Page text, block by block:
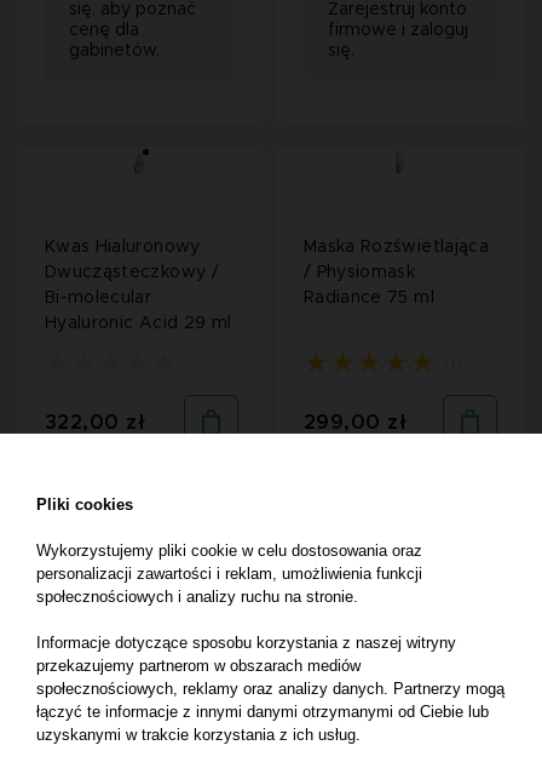
się, aby poznać
cenę dla
gabinetów.
Zarejestruj konto
firmowe i zaloguj
się.
Kwas Hialuronowy
Dwucząsteczkowy /
Bi-molecular
Hyaluronic Acid 29 ml
322,00 zł
klientem
zarejestruj konto
firmowe i zaloguj
się, aby poznać
cenę dla
Maska Rozświetlająca
/ Physiomask
Radiance 75 ml
299,00 zł
zarejestruj konto
firmowe i zaloguj
się, aby poznać
cenę dla
Pliki cookies
Wykorzystujemy pliki cookie w celu dostosowania oraz
personalizacji zawartości i reklam, umożliwienia funkcji
społecznościowych i analizy ruchu na stronie.
Informacje dotyczące sposobu korzystania z naszej witryny
przekazujemy partnerom w obszarach mediów
społecznościowych, reklamy oraz analizy danych. Partnerzy mogą
łączyć te informacje z innymi danymi otrzymanymi od Ciebie lub
uzyskanymi w trakcie korzystania z ich usług.